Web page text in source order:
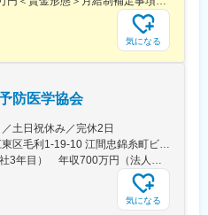
駅、天王寺駅、西大橋駅、五条駅(京
三宮駅(阪神)、本通駅、高松駅(香川
、旦過駅、高見橋駅、熊本城・市役
気になる
防医学協会
土日祝休み／完休2日
気になる